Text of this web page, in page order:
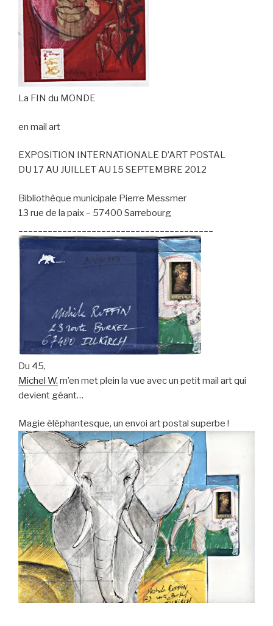
La FIN du MONDE
en mail art
EXPOSITION INTERNATIONALE D’ART POSTAL
DU 17 AU JUILLET AU 15 SEPTEMBRE 2012
Bibliothèque municipale Pierre Messmer
13 rue de la paix – 57400 Sarrebourg
Du 45,
Michel W. m’en met plein la vue avec un petit mail art qui
devient géant…
Magie éléphantesque, un envoi art postal superbe !